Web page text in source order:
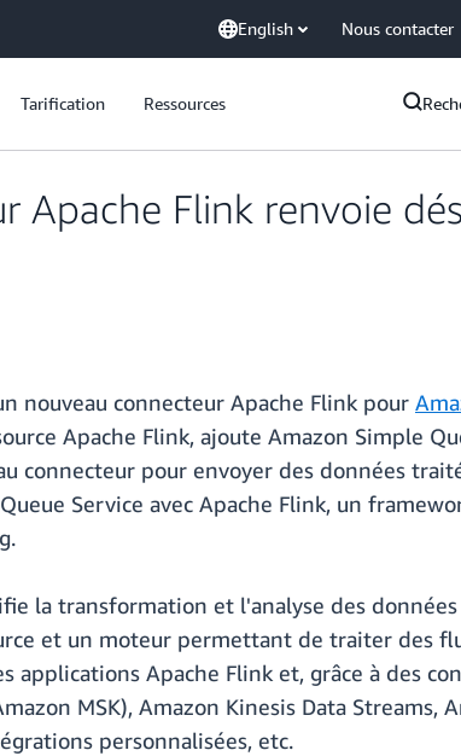
English Nous contacter
Tarification Ressources
Apache Flink renvoie
nouveau connecteur Apache Flink pour
Apache Flink, ajoute Amazon Simple
connecteur pour envoyer des données
Service avec Apache Flink, un
la transformation et l'analyse des
et un moteur permettant de traiter des
applications Apache Flink et, grâce à des
MSK), Amazon Kinesis Data Streams,
personnalisées, etc.